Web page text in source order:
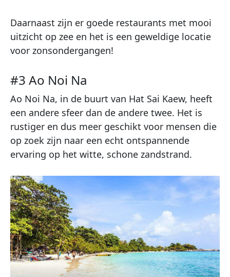
Daarnaast zijn er goede restaurants met mooi
uitzicht op zee en het is een geweldige locatie
voor zonsondergangen!
#3 Ao Noi Na
Ao Noi Na, in de buurt van Hat Sai Kaew, heeft
een andere sfeer dan de andere twee. Het is
rustiger en dus meer geschikt voor mensen die
op zoek zijn naar een echt ontspannende
ervaring op het witte, schone zandstrand.